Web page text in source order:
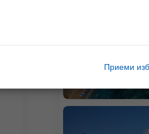
Приеми